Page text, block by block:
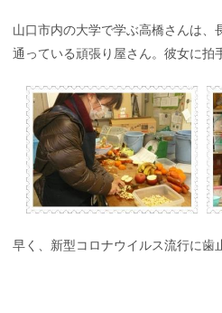
山口市内の大学で学ぶ高橋さんは、
通っている頑張り屋さん。彼女に拍
早く、新型コロナウイルス流行に歯